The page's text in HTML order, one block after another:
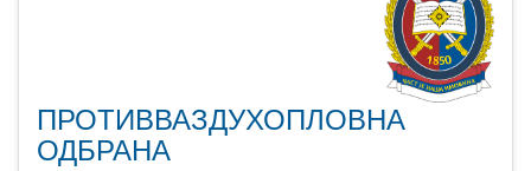
ПРОТИВВАЗДУХОПЛОВНА
ОДБРАНА